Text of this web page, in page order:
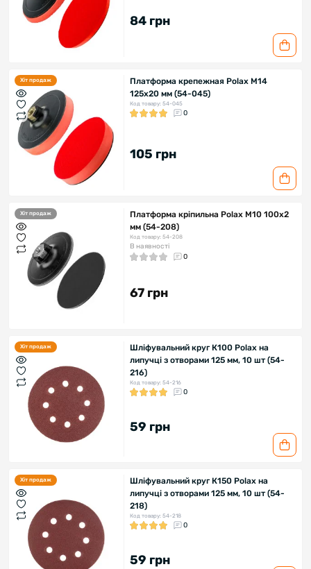
84 грн
Хіт продаж
Платформа крепежная Polax М14
125х20 мм (54-045)
Код товару: 54-045
0
105 грн
Хіт продаж
Платформа кріпильна Polax М10 100х2
мм (54-208)
Код товару: 54-208
В наявності
0
67 грн
Хіт продаж
Шліфувальний круг К100 Polax на
липучці з отворами 125 мм, 10 шт (54-
216)
Код товару: 54-216
0
59 грн
Хіт продаж
Шліфувальний круг К150 Polax на
липучці з отворами 125 мм, 10 шт (54-
218)
Код товару: 54-218
0
59 грн